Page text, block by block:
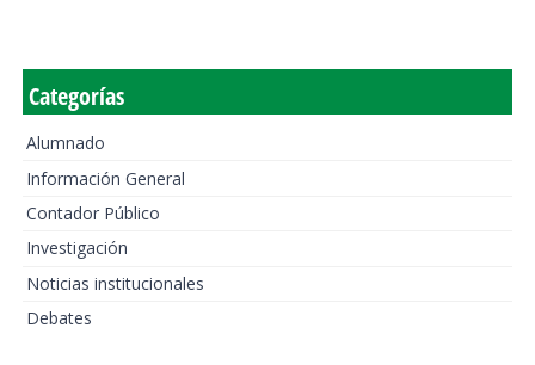
Categorías
Alumnado
Información General
Contador Público
Investigación
Noticias institucionales
Debates